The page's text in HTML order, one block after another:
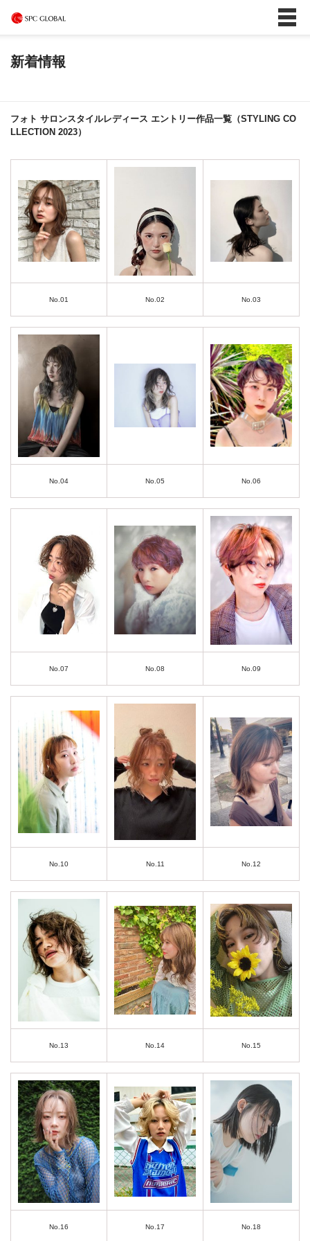
新着情報
フォト サロンスタイルレディース エントリー作品一覧（STYLING CO
LLECTION 2023）
No.01 No.02 No.03
No.04 No.05 No.06
No.07 No.08 No.09
No.10 No.11 No.12
No.13 No.14 No.15
No.16 No.17 No.18